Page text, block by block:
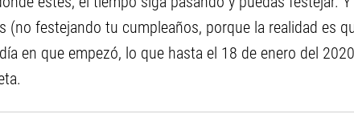
(no festejando tu cumpleaños, porque la realidad es
en que empezó, lo que hasta el 18 de enero del